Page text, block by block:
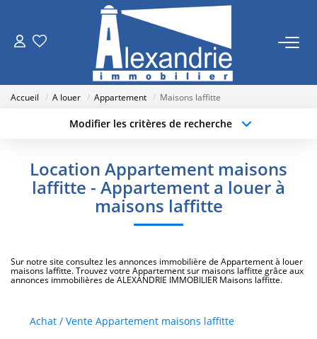
VENTES
NOTRE AGENCE
Nos Actualités
Accueil A louer Appartement Maisons laffitte
Modifier les critères de recherche
Sélectionnez...
Type de bien
Surface min
Location Appartement maisons
laffitte - Appartement a louer à
maisons laffitte
Sur notre site consultez les annonces immobilière de Appartement à louer
maisons laffitte. Trouvez votre Appartement sur maisons laffitte grâce aux
annonces immobilières de ALEXANDRIE IMMOBILIER Maisons laffitte.
Achat / Vente Appartement maisons laffitte